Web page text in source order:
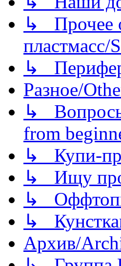
↳ Прочее
пластмасс/
↳
Разное/
↳ Вопросы
from
↳ Купи-
↳ Ищу
↳
↳
Архив/